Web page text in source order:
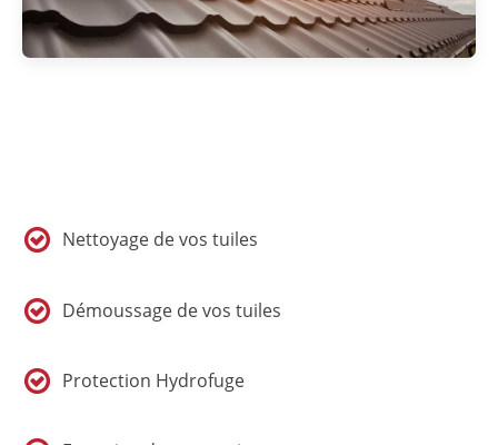
Nettoyage de vos tuiles
Démoussage de vos tuiles
Protection Hydrofuge